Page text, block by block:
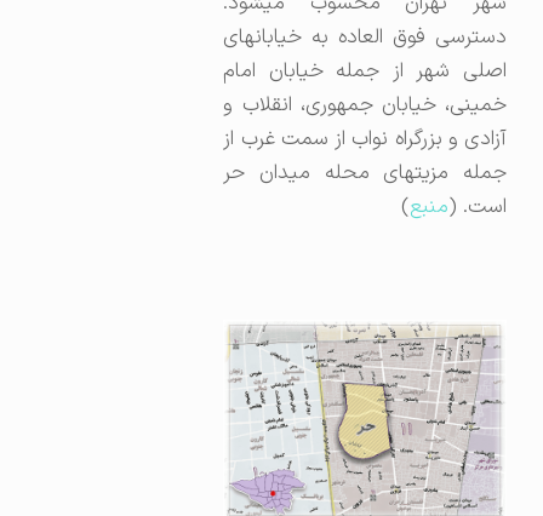
دسترسی فوق العاده به خیابانهای
اصلی شهر از جمله خیابان امام
خمینی، خیابان جمهوری، انقلاب و
آزادی و بزرگراه نواب از سمت غرب از
جمله مزیتهای محله میدان حر
است. (منبع)